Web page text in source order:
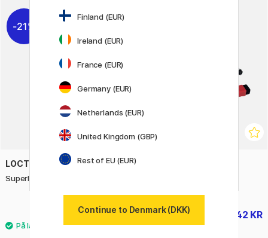
21%
LOCTITE
Superlim Power Gel 3g
54 KR
68 KR 42 KR
Finland (EUR)
Ireland (EUR)
France (EUR)
Germany (EUR)
Netherlands (EUR)
United Kingdom (GBP)
Rest of EU (EUR)
Continue to Denmark (DKK)